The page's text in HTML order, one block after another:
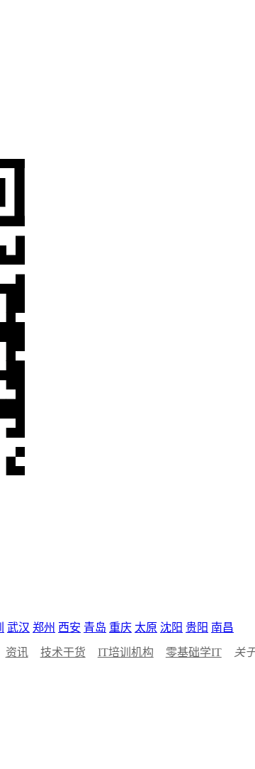
武汉 郑州 西安 青岛 重庆 太原 沈阳 贵阳 南昌
资讯 技术干货 IT培训机构 零基础学IT 关